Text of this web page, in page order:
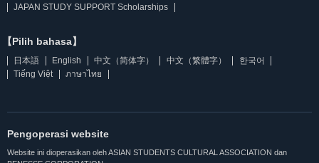
JAPAN STUDY SUPPORT Scholarships
【Pilih bahasa】
日本語 English 中文（简体字） 中文（繁體字）
한국어
Tiếng Việt
ภาษาไทย
Pengoperasi website
Website ini dioperasikan oleh ASIAN STUDENTS CULTURAL ASSOCIATION dan